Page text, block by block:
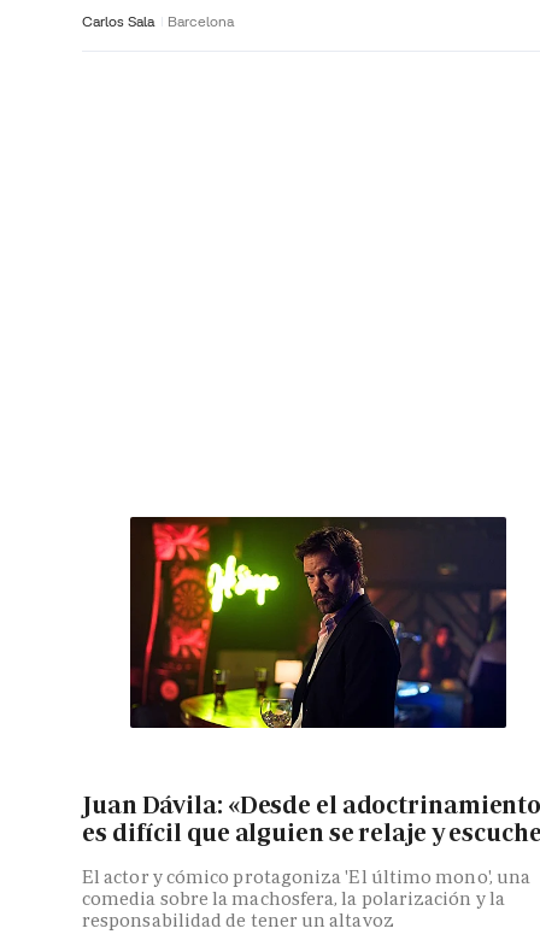
Carlos Sala Barcelona
Juan Dávila: «Desde el
es difícil que alguien se relaje y
El actor y cómico protagoniza 'El último mono', una
comedia sobre la machosfera, la polarización y la
responsabilidad de tener un altavoz